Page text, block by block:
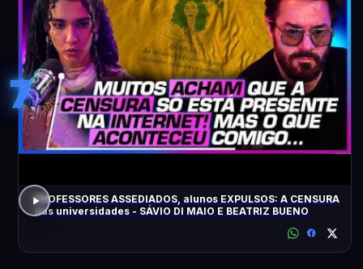
7
PROFESSORES ASSEDIADOS, alunos EXPULSOS: A CENSURA
nas universidades - SÁVIO DI MAIO E BEATRIZ BUENO